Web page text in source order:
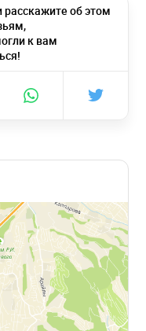
расскажите об этом
к вам